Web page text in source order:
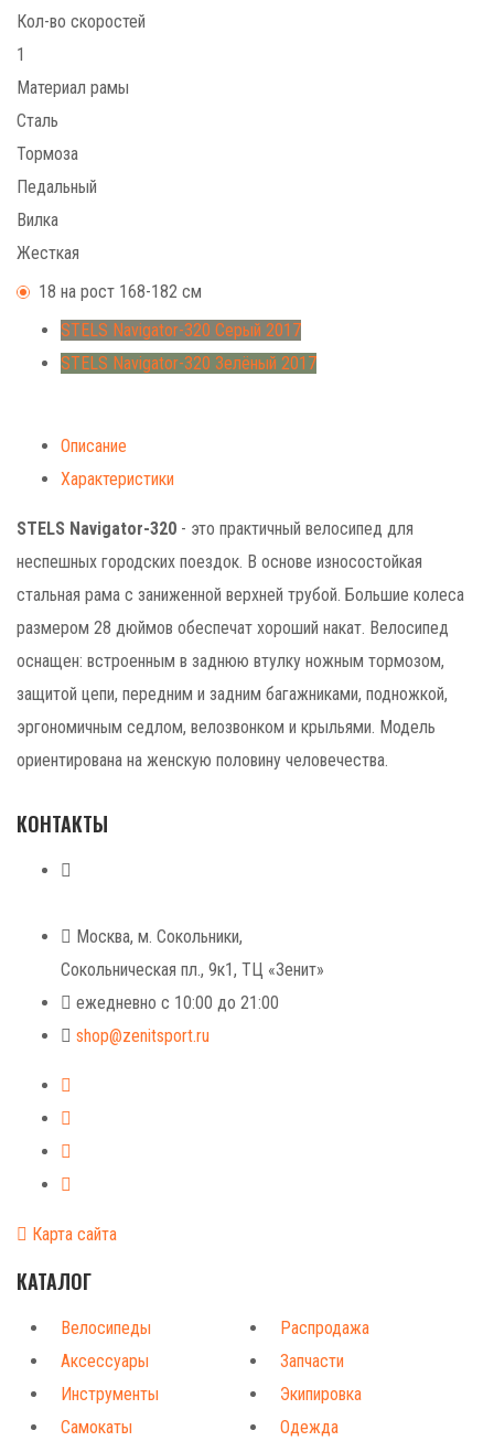
Кол-во скоростей
1
Материал рамы
Сталь
Тормоза
Педальный
Вилка
Жесткая
18 на рост 168-182 см
STELS Navigator-320 Серый 2017
STELS Navigator-320 Зелёный 2017
Описание
Характеристики
STELS Navigator-320 - это практичный велосипед для
неспешных городских поездок. В основе износостойкая
стальная рама с заниженной верхней трубой. Большие колеса
размером 28 дюймов обеспечат хороший накат. Велосипед
оснащен: встроенным в заднюю втулку ножным тормозом,
защитой цепи, передним и задним багажниками, подножкой,
эргономичным седлом, велозвонком и крыльями. Модель
ориентирована на женскую половину человечества.
КОНТАКТЫ
Москва, м. Сокольники,
Сокольническая пл., 9к1, ТЦ «Зенит»
ежедневно с 10:00 до 21:00
shop@zenitsport.ru
Карта сайта
КАТАЛОГ
Велосипеды
Распродажа
Аксессуары
Запчасти
Инструменты
Экипировка
Самокаты
Одежда